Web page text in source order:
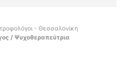
- Θεσσαλονίκη
/ Ψυχοθεραπεύτρια